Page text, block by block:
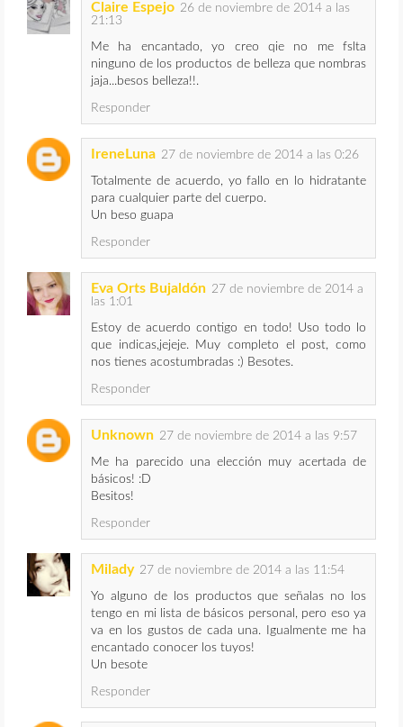
Claire Espejo 26 de noviembre de 2014 a las
21:13
Me ha encantado, yo creo qie no me fslta
ninguno de los productos de belleza que nombras
jaja...besos belleza!!.
Responder
IreneLuna 27 de noviembre de 2014 a las 0:26
Totalmente de acuerdo, yo fallo en lo hidratante
para cualquier parte del cuerpo.
Un beso guapa
Responder
Eva Orts Bujaldón 27 de noviembre de 2014 a
las 1:01
Estoy de acuerdo contigo en todo! Uso todo lo
que indicas,jejeje. Muy completo el post, como
nos tienes acostumbradas :) Besotes.
Responder
Unknown 27 de noviembre de 2014 a las 9:57
Me ha parecido una elección muy acertada de
básicos! :D
Besitos!
Responder
Milady 27 de noviembre de 2014 a las 11:54
Yo alguno de los productos que señalas no los
tengo en mi lista de básicos personal, pero eso ya
va en los gustos de cada una. Igualmente me ha
encantado conocer los tuyos!
Un besote
Responder